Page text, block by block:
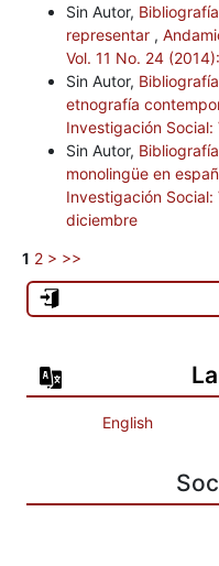
Sin Autor,
representar ,
Vol. 11 No. 24
Sin Autor,
etnografía
Investigación
Sin Autor,
monolingüe en
Investigación
diciembre
1 2 > >>
English